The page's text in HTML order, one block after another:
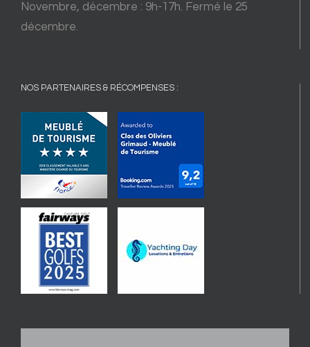
Novembre, décembre : 9h-17h. Fermé le 25
décembre.
NOS PARTENAIRES & RÉCOMPENSES :